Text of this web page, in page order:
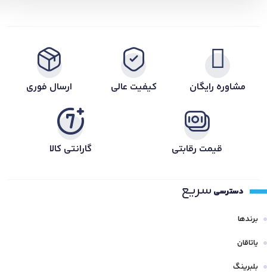
مشاوره رایگان کیفیت عالی ارسال فوری
قیمت رقابتی گارانتی کالا
دسترسی سریع
برندها
یاتاقان
بلبرینگ